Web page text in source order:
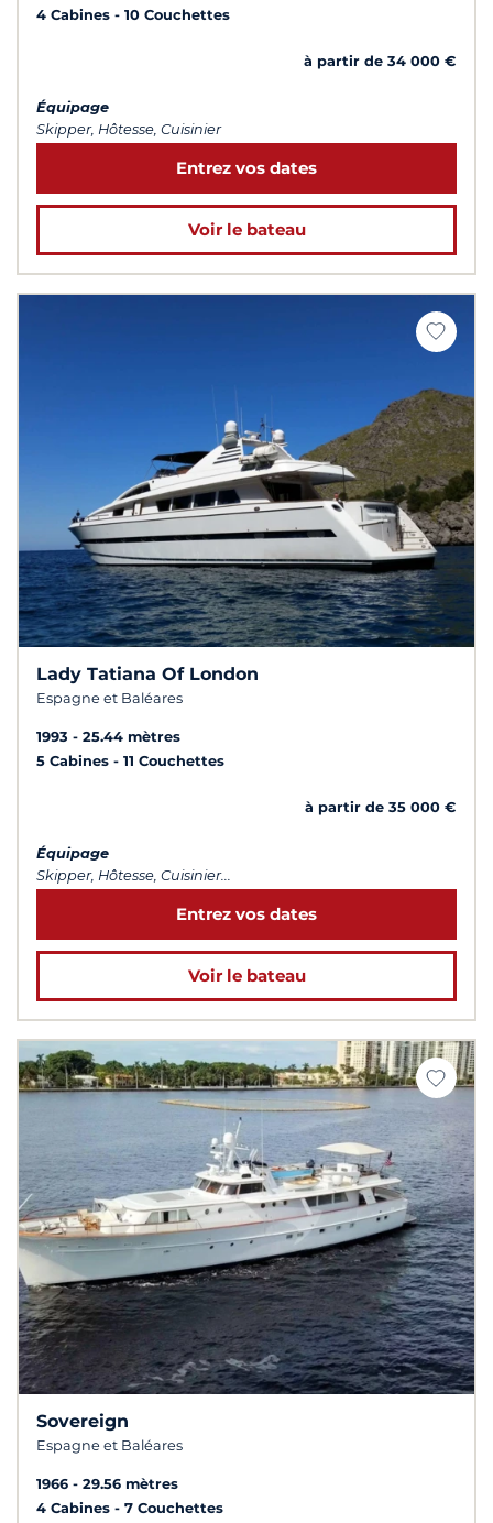
4 Cabines
10 Couchettes
à partir de 34 000 €
Équipage
Skipper, Hôtesse, Cuisinier
Entrez vos dates
Voir le bateau
Lady Tatiana Of London
Espagne et Baléares
1993
25.44 mètres
5 Cabines
11 Couchettes
à partir de 35 000 €
Équipage
Skipper, Hôtesse, Cuisinier...
Entrez vos dates
Voir le bateau
Sovereign
Espagne et Baléares
1966
29.56 mètres
4 Cabines
7 Couchettes